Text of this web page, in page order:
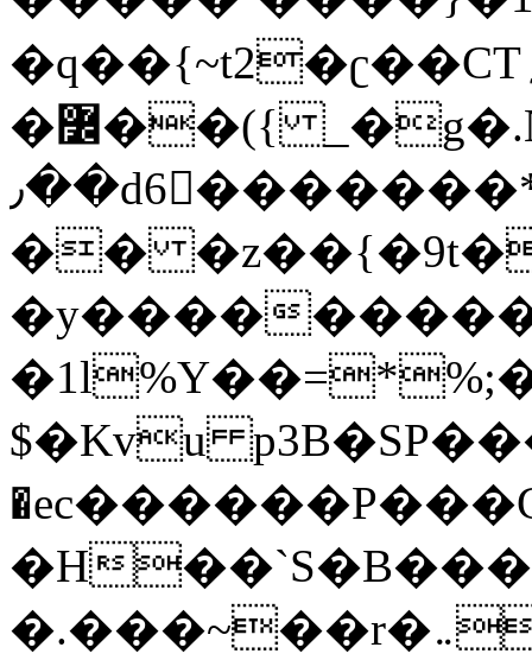
�q��{~t2�ʗ��CT؍���������{�~}ur����u�}o����(�:�j���=����{�۝Vo�An��J^��������M\M�'{{l�i
�߼��({ _�g�.Nfӻg����f7z91o^��̤^�>��2�`�:|#dk�{>�>>&�tsw�Nwo�?
٫��d6򆧇�������*��[|^]oo���NW~zz>�X&�u�=K?
��
�y����
$�Kvu
�H
�.���~��r�޼�}�܅�mؕWu���K}